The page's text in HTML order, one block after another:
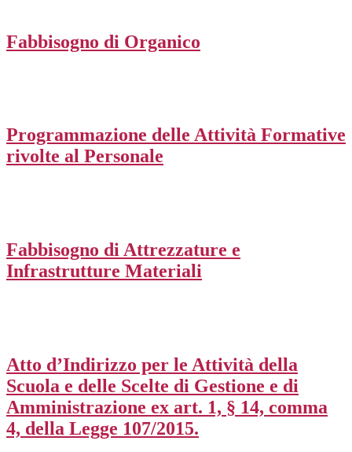
Fabbisogno di Organico
Programmazione delle Attività Formative
rivolte al Personale
Fabbisogno di Attrezzature e
Infrastrutture Materiali
Atto d’Indirizzo per le Attività della
Scuola e delle Scelte di Gestione e di
Amministrazione ex art. 1, § 14, comma
4, della Legge 107/2015.